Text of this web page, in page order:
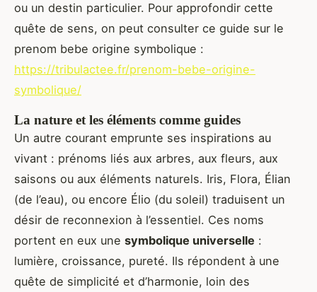
ou un destin particulier. Pour approfondir cette
quête de sens, on peut consulter ce guide sur le
prenom bebe origine symbolique :
https://tribulactee.fr/prenom-bebe-origine-
symbolique/
La nature et les éléments comme guides
Un autre courant emprunte ses inspirations au
vivant : prénoms liés aux arbres, aux fleurs, aux
saisons ou aux éléments naturels. Iris, Flora, Élian
(de l’eau), ou encore Élio (du soleil) traduisent un
désir de reconnexion à l’essentiel. Ces noms
portent en eux une symbolique universelle :
lumière, croissance, pureté. Ils répondent à une
quête de simplicité et d’harmonie, loin des